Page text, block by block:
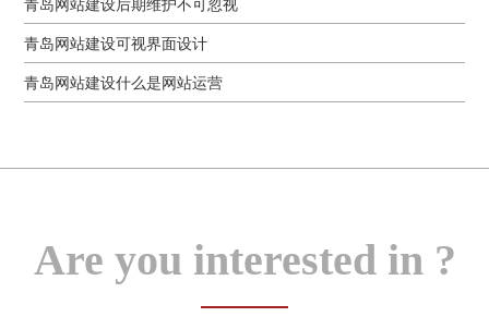
青岛网站建设后期维护不可忽视
青岛网站建设可视界面设计
青岛网站建设什么是网站运营
Are you interested in ?